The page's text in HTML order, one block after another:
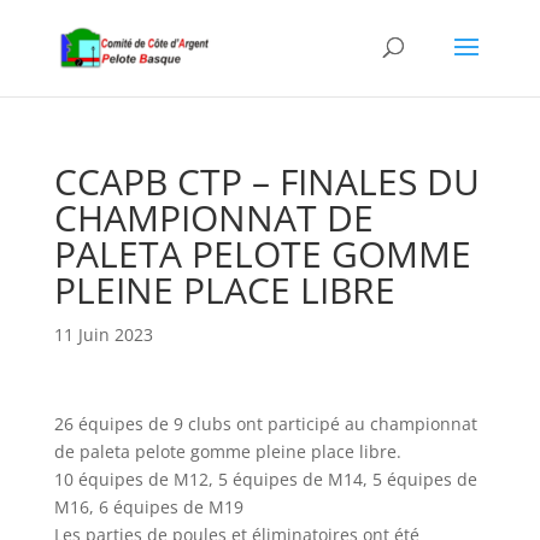
CCAPB CTP – FINALES DU
CHAMPIONNAT DE
PALETA PELOTE GOMME
PLEINE PLACE LIBRE
11 Juin 2023
26 équipes de 9 clubs ont participé au championnat
de paleta pelote gomme pleine place libre.
10 équipes de M12, 5 équipes de M14, 5 équipes de
M16, 6 équipes de M19
Les parties de poules et éliminatoires ont été